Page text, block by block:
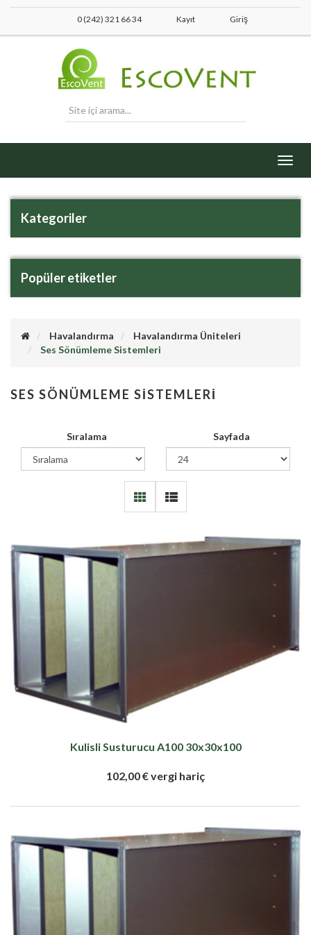
0 (242) 321 66 34 Kayıt Giriş
Kategoriler
Popüler etiketler
Havalandırma
Havalandırma Üniteleri
Ses Sönümleme Sistemleri
SES SÖNÜMLEME SISTEMLERI
Sıralama Sayfada
Kulisli Susturucu A100 30x30x100
102,00 € vergi hariç